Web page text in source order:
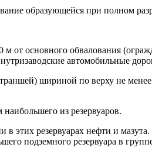
образующейся при полном
от основного обвалования
автомобильные
шириной по верху не
из резервуаров.
этих резервуарах нефти и
подземного резервуара в